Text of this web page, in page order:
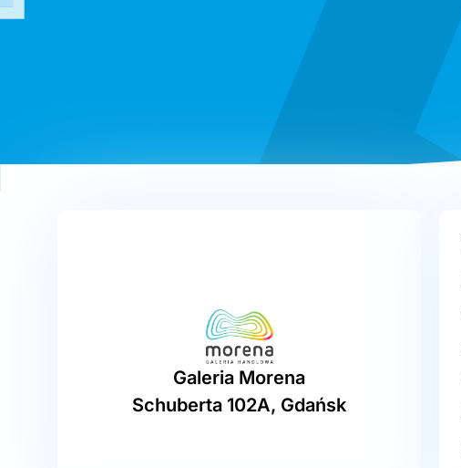
Galeria Morena
Schuberta 102A, Gdańsk